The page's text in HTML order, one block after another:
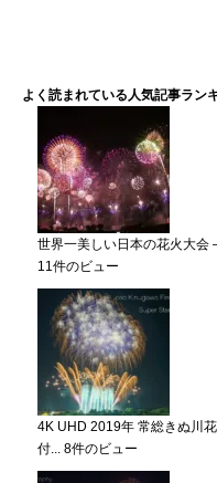
よく読まれている人気記事ラン
世界一美しい日本の花火大会
11件のビュー
4K UHD 2019年 常総きぬ川
付... 8件のビュー